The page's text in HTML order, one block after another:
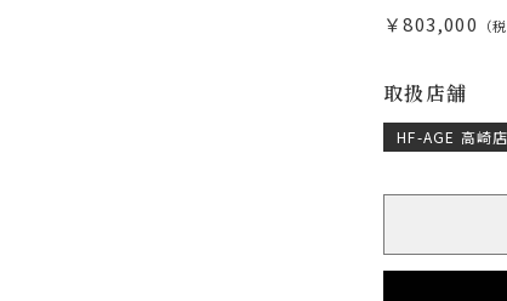
￥803,000 （
取扱店舗
HF-AGE 高崎